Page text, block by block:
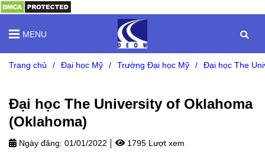
MENU
Trang chủ / Đại học Mỹ / Trường Đại học Mỹ / Đại học The
Đại học The University of Oklahoma
(Oklahoma)
Ngày đăng: 01/01/2022 1795 Lượt xem